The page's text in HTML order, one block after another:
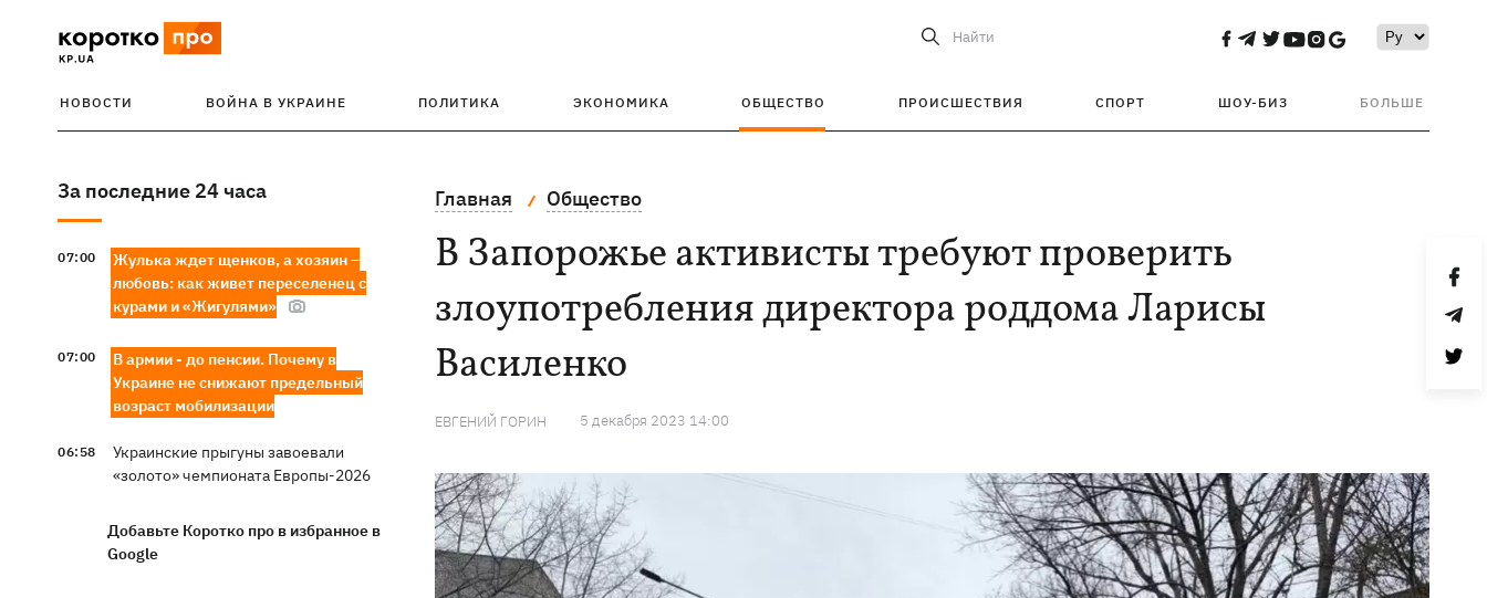
Найти
НОВОСТИ ВОЙНА В УКРАИНЕ ПОЛИТИКА ЭКОНОМИКА ОБЩЕСТВО ПРОИСШЕСТВИЯ СПОРТ ШОУ-БИЗ БОЛЬШЕ
За последние 24 часа
07:00
Жулька ждет щенков, а хозяин –
любовь: как живет переселенец с
курами и «Жигулями»
07:00
В армии - до пенсии. Почему в
Украине не снижают предельный
возраст мобилизации
06:58
Украинские прыгуны завоевали
«золото» чемпионата Европы-2026
Добавьте Коротко про в избранное в
Google
Главная Общество
В Запорожье активисты требуют проверить
злоупотребления директора роддома Ларисы
Василенко
ЕВГЕНИЙ ГОРИН 5 декабря 2023 14:00